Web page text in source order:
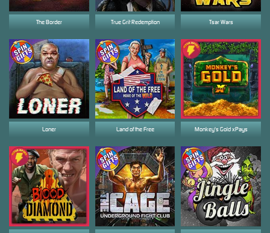
Tsar Wars
Loner Land of the Free Monkey's Gold xPays
True Grit Redemption
The Border